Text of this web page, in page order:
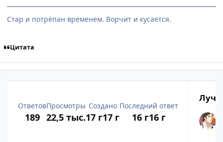
Стар и потрёпан временем. Ворчит и кусается.
Цитата
Ответов
189
Просмотры
22,5 тыс.
Создано
17 г17 г
Последний ответ
16 г16 г